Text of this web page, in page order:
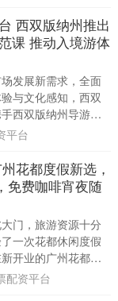
西双版纳州推出
课 推动入境游体
发展新需求，全面
与文化感知，西双
西双版纳州导游协
文化服务升级——
平台
花都度假新选，
免费咖啡宵夜随
门，旅游资源十分
一次花都休闲度假
开业的广州花都万
区中心，毗邻区政
配资平台